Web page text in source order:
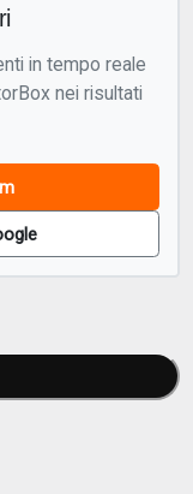
in tempo reale
nei risultati